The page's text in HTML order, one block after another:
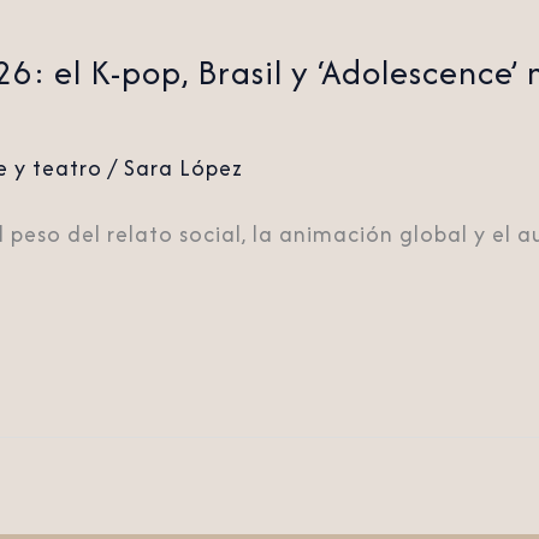
el K-pop, Brasil y
y teatro /Sara López
peso del relato social, la animación global y el